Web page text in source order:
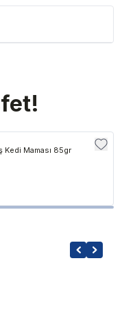
Kedi Maması 85gr